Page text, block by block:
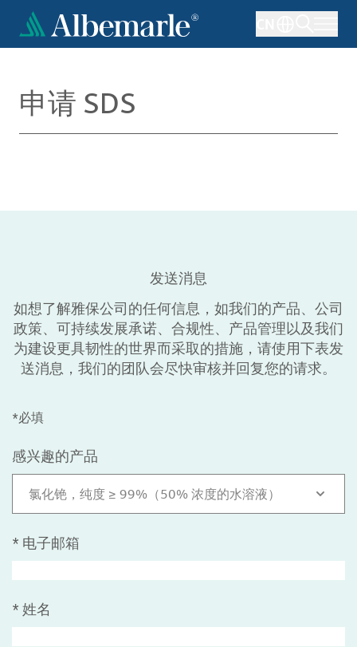
到
申请 SDS
发送消息
如想了解雅保公司的任何信息，如我们的产品、公司
政策、可持续发展承诺、合规性、产品管理以及我们
为建设更具韧性的世界而采取的措施，请使用下表发
送消息，我们的团队会尽快审核并回复您的请求。
*必填
感兴趣的产品
氯化铯，纯度 ≥ 99%（50% 浓度的水溶液）
* 电子邮箱
* 姓名